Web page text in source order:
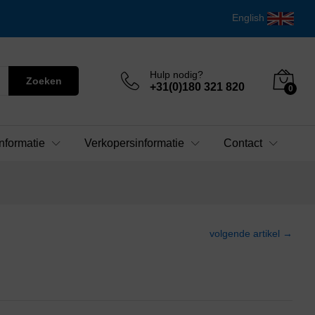
English
Zoeken
Hulp nodig?
+31(0)180 321 820 0
Verkopersinformatie Contact
volgende artikel →